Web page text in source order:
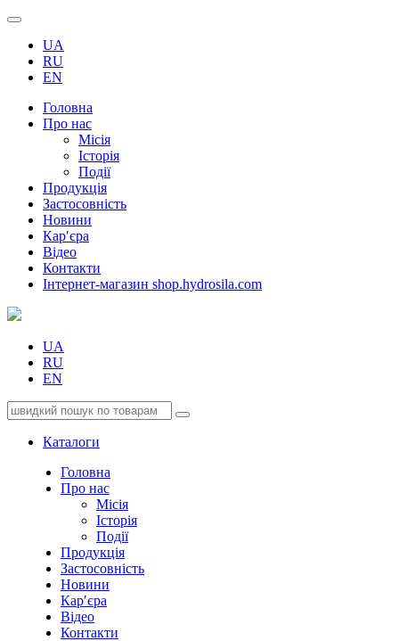
UA
RU
EN
Головна
Про нас
Місія
Історія
Події
Продукція
Застосовність
Новини
Кар′єра
Відео
Контакти
Інтернет-магазин shop.hydrosila.com
UA
RU
EN
Каталоги
Головна
Про нас
Місія
Історія
Події
Продукція
Застосовність
Новини
Кар′єра
Відео
Контакти